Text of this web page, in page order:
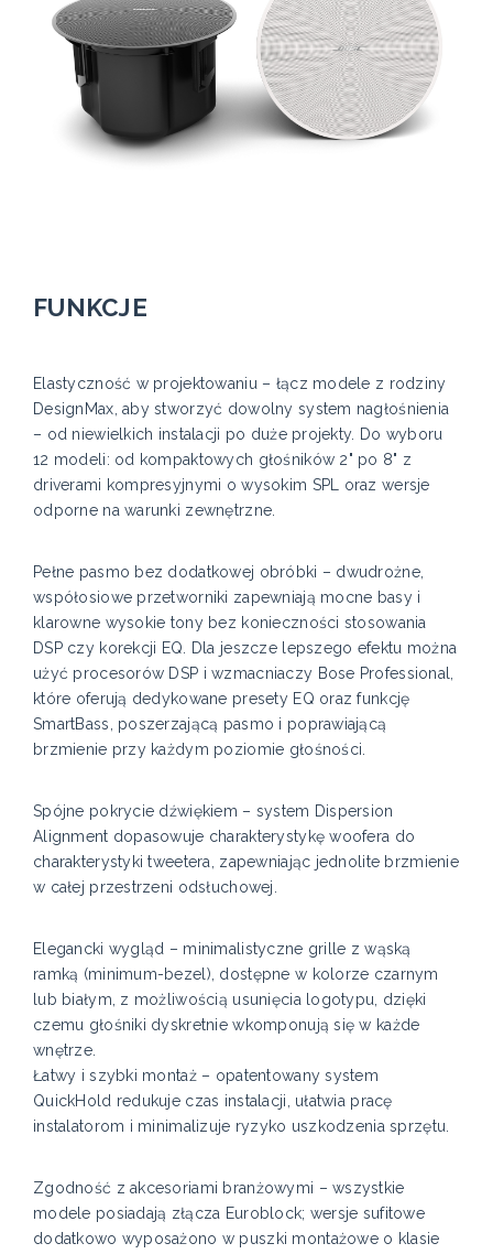
FUNKCJE
Elastyczność w projektowaniu – łącz modele z rodziny
DesignMax, aby stworzyć dowolny system nagłośnienia
– od niewielkich instalacji po duże projekty. Do wyboru
12 modeli: od kompaktowych głośników 2" po 8" z
driverami kompresyjnymi o wysokim SPL oraz wersje
odporne na warunki zewnętrzne.
Pełne pasmo bez dodatkowej obróbki – dwudrożne,
współosiowe przetworniki zapewniają mocne basy i
klarowne wysokie tony bez konieczności stosowania
DSP czy korekcji EQ. Dla jeszcze lepszego efektu można
użyć procesorów DSP i wzmacniaczy Bose Professional,
które oferują dedykowane presety EQ oraz funkcję
SmartBass, poszerzającą pasmo i poprawiającą
brzmienie przy każdym poziomie głośności.
Spójne pokrycie dźwiękiem – system Dispersion
Alignment dopasowuje charakterystykę woofera do
charakterystyki tweetera, zapewniając jednolite brzmienie
w całej przestrzeni odsłuchowej.
Elegancki wygląd – minimalistyczne grille z wąską
ramką (minimum-bezel), dostępne w kolorze czarnym
lub białym, z możliwością usunięcia logotypu, dzięki
czemu głośniki dyskretnie wkomponują się w każde
wnętrze.
Łatwy i szybki montaż – opatentowany system
QuickHold redukuje czas instalacji, ułatwia pracę
instalatorom i minimalizuje ryzyko uszkodzenia sprzętu.
Zgodność z akcesoriami branżowymi – wszystkie
modele posiadają złącza Euroblock; wersje sufitowe
dodatkowo wyposażono w puszki montażowe o klasie